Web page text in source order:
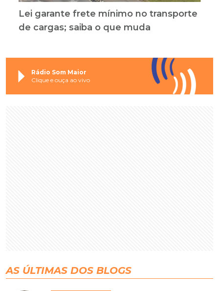
Lei garante frete mínimo no transporte
de cargas; saiba o que muda
Rádio Som Maior
Clique e ouça ao vivo
AS ÚLTIMAS DOS BLOGS